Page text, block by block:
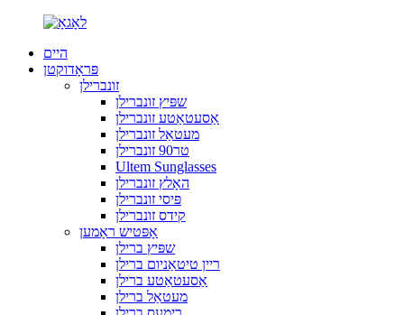
היים
פּראָדוקטן
זונברילן
שפּיץ זונברילן
אַסעטאַטע זונברילן
מעטאַל זונברילן
טר90 זונברילן
Ultem Sunglasses
האָלץ זונברילן
פּיסי זונברילן
קידס זונברילן
אָפּטיש ראָמען
שפּיץ ברילן
ריין טיטאַניום ברילן
אַסעטאַטע ברילן
מעטאַל ברילן